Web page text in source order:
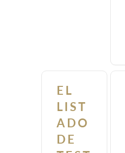
EL
LIST
ADO
DE